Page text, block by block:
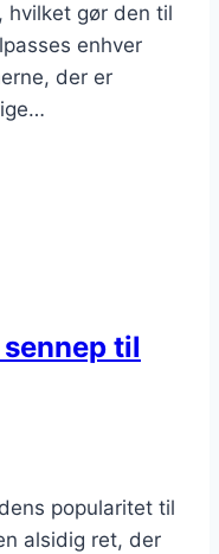
hvilket gør den til
enhver
der er
til
popularitet til
alsidig ret, der